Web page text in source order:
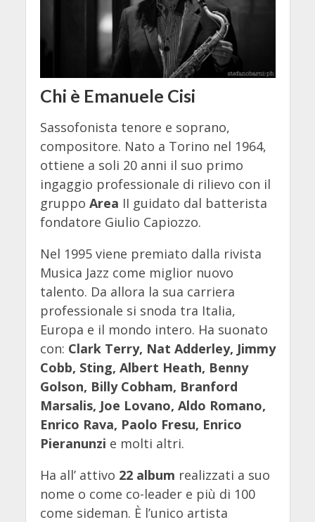
Chi è Emanuele Cisi
Sassofonista tenore e soprano,
compositore. Nato a Torino nel 1964,
ottiene a soli 20 anni il suo primo
ingaggio professionale di rilievo con il
gruppo Area II guidato dal batterista
fondatore Giulio Capiozzo.
Nel 1995 viene premiato dalla rivista
Musica Jazz come miglior nuovo
talento. Da allora la sua carriera
professionale si snoda tra Italia,
Europa e il mondo intero. Ha suonato
con: Clark Terry, Nat Adderley, Jimmy
Cobb, Sting, Albert Heath, Benny
Golson, Billy Cobham, Branford
Marsalis, Joe Lovano, Aldo Romano,
Enrico Rava, Paolo Fresu, Enrico
Pieranunzi e molti altri.
Ha all’ attivo 22 album realizzati a suo
nome o come co-leader e più di 100
come sideman. È l’unico artista